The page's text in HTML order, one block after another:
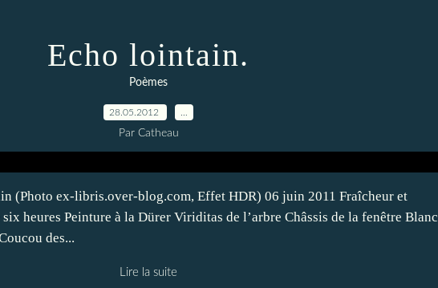
Echo lointain.
Poèmes
28.05.2012
Par Catheau
(Photo ex-libris.over-blog.com, Effet HDR) 06 juin 2011 Fraîcheur et
heures Peinture à la Dürer Viriditas de l’arbre Châssis de la fenêtre Blanc
des...
Lire la suite